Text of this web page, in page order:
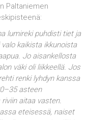
Paltaniemen
lumireki puhdisti tiet ja
kaikista ikkunoista
Jo aisankellosta
väki oli liikkeellä. Jos
renki lyhdyn kanssa
asteen
aitaa vasten.
eteisessä, naiset